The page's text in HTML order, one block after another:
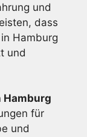
und
dass
Hamburg
und
Hamburg
für
und